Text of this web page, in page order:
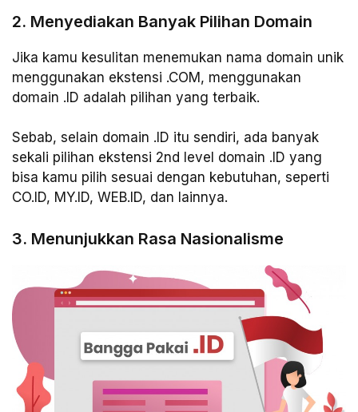
2. Menyediakan Banyak Pilihan Domain
Jika kamu kesulitan menemukan nama domain unik
menggunakan ekstensi .COM, menggunakan
domain .ID adalah pilihan yang terbaik.
Sebab, selain domain .ID itu sendiri, ada banyak
sekali pilihan ekstensi 2nd level domain .ID yang
bisa kamu pilih sesuai dengan kebutuhan, seperti
CO.ID, MY.ID, WEB.ID, dan lainnya.
3. Menunjukkan Rasa Nasionalisme